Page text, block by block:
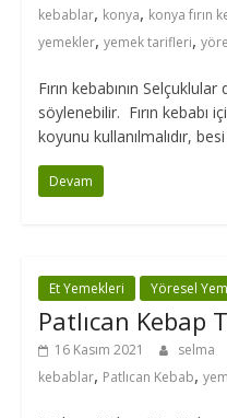
kebablar, konya, konya fırın
yemekler, yemek tarifleri,
Fırın kebabının
söylenebilir. Fırın kebabı
koyunu kullanılmalıdır,
Devam
Et Yemekleri Yöresel
Patlıcan Kebap
16 Kasım 2021 selma
kebablar, Patlıcan Kebab,